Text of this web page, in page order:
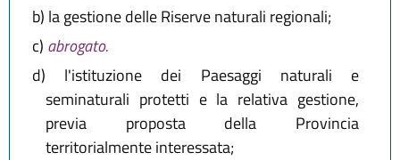
b) la gestione delle Riserve naturali regionali;
c) abrogato.
d) l'istituzione dei Paesaggi naturali e
seminaturali protetti e la relativa gestione,
previa proposta della Provincia
territorialmente interessata;